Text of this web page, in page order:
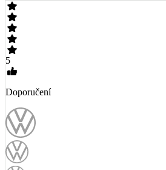
5
Doporučení